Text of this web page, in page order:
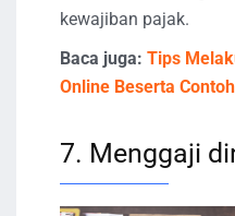
kewajiban pajak.
Baca juga: Tips
Online Beserta
7. Menggaji